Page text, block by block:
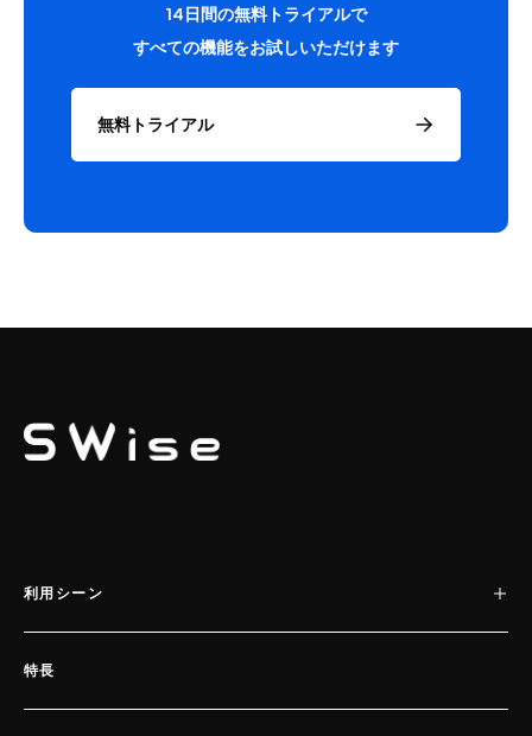
14日間の無料トライアルで
すべての機能をお試しいただけます
無料トライアル
利用シーン
特長